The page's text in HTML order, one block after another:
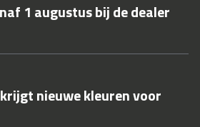
1 augustus bij de dealer
nieuwe kleuren voor